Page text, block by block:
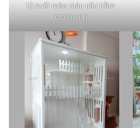
tủ nuôi mèo màu nâu trầm
CC038 (1)